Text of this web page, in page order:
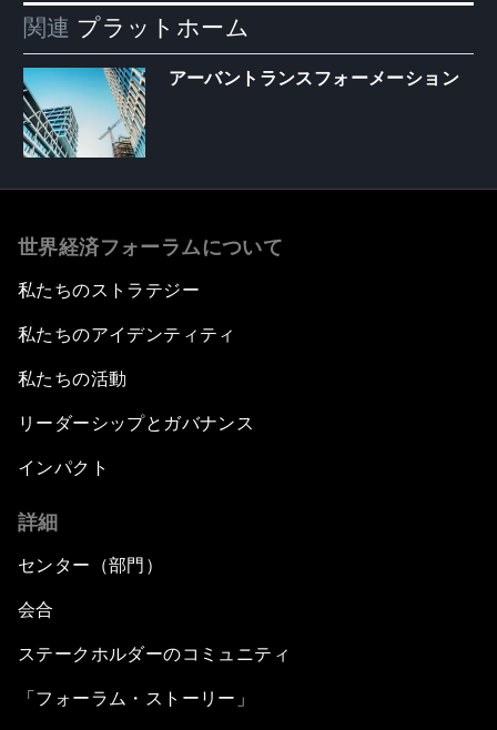
関連 プラットホーム
アーバントランスフォーメーション
世界経済フォーラムについて
私たちのストラテジー
私たちのアイデンティティ
私たちの活動
リーダーシップとガバナンス
インパクト
詳細
センター（部門）
会合
ステークホルダーのコミュニティ
「フォーラム・ストーリー」